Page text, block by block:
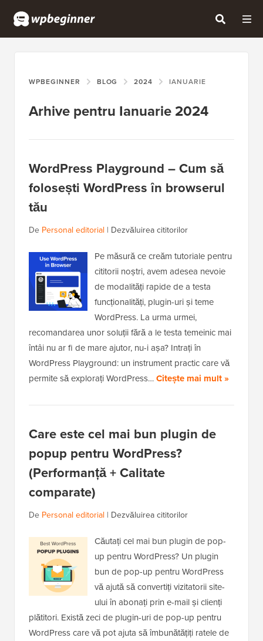
WPBEGINNER BLOG 2024 IANUARIE
Arhive pentru Ianuarie 2024
WordPress Playground – Cum să
folosești WordPress în browserul
tău
De Personal editorial | Dezvăluirea cititorilor
Pe măsură ce creăm tutoriale pentru
cititorii noștri, avem adesea nevoie
de modalități rapide de a testa
funcționalități, plugin-uri și teme
WordPress. La urma urmei,
recomandarea unor soluții fără a le testa temeinic mai
întâi nu ar fi de mare ajutor, nu-i așa? Intrați în
WordPress Playground: un instrument practic care vă
permite să explorați WordPress…Citește mai mult »
Care este cel mai bun plugin de
popup pentru WordPress?
(Performanță + Calitate
comparate)
De Personal editorial | Dezvăluirea cititorilor
Căutați cel mai bun plugin de pop-
up pentru WordPress? Un plugin
bun de pop-up pentru WordPress
vă ajută să convertiți vizitatorii site-
ului în abonați prin e-mail și clienți
plătitori. Există zeci de plugin-uri de pop-up pentru
WordPress care vă pot ajuta să îmbunătățiți ratele de